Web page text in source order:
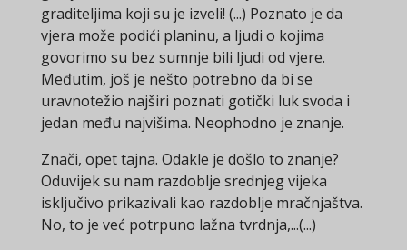
graditeljima koji su je izveli! (...) Poznato je da
vjera može podići planinu, a ljudi o kojima
govorimo su bez sumnje bili ljudi od vjere.
Međutim, još je nešto potrebno da bi se
uravnotežio najširi poznati gotički luk svoda i
jedan među najvišima. Neophodno je znanje.
Znači, opet tajna. Odakle je došlo to znanje?
Oduvijek su nam razdoblje srednjeg vijeka
isključivo prikazivali kao razdoblje mračnjaštva.
No, to je već potrpuno lažna tvrdnja,...(...)